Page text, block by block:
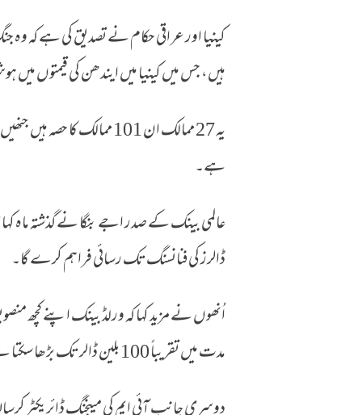
کینیا اور عراقی حکام نے تصدیق کی ہے کہ
ہیں، جس میں کینیا میں ایندھن کی قیمتوں
یہ 27 ممالک ان 101 ممالک
ہے۔
ڈالرز کی فنانسنگ تک رسائی فراہم کرے گا۔
مدت میں تقریباً 100 بلین ڈالر تک بڑھا سکتا ہے۔